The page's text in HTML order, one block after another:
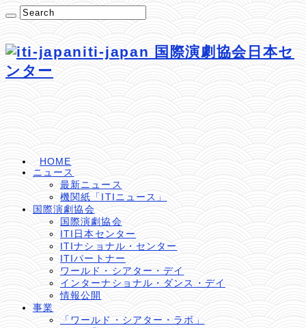
iti-japan 国際演劇協会日本セ
ンター
HOME
ニュース
最新ニュース
機関紙「ITIニュース」
国際演劇協会
国際演劇協会
ITI日本センター
ITIナショナル・センター
ITIパートナー
ワールド・シアター・デイ
インターナショナル・ダンス・デイ
情報公開
事業
「ワールド・シアター・ラボ」